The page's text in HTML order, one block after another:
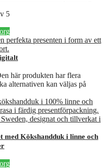
5
här produkten har flera
alternativen kan väljas på
med Kökshandduk i linne och